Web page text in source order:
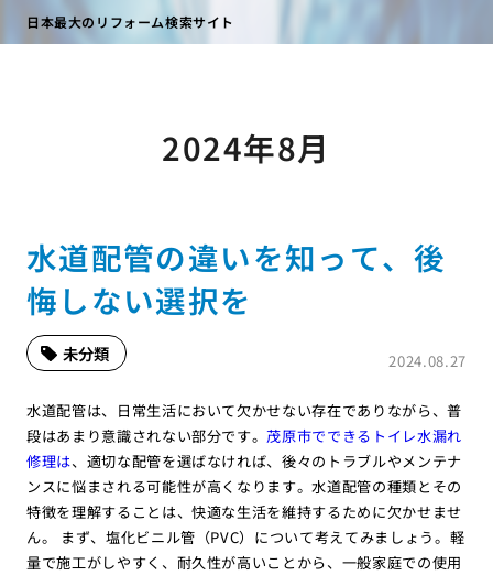
日本最大のリフォーム検索サイト
2024年8月
水道配管の違いを知って、後
悔しない選択を
2024.08.27
未分類
水道配管は、日常生活において欠かせない存在でありながら、普
段はあまり意識されない部分です。茂原市でできるトイレ水漏れ
修理は、適切な配管を選ばなければ、後々のトラブルやメンテナ
ンスに悩まされる可能性が高くなります。水道配管の種類とその
特徴を理解することは、快適な生活を維持するために欠かせませ
ん。 まず、塩化ビニル管（PVC）について考えてみましょう。軽
量で施工がしやすく、耐久性が高いことから、一般家庭での使用